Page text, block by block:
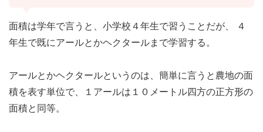
面積は学年で言うと、小学校４年生で習うことだが、 ４
年生で既にアールとかヘクタールまで学習する。
アールとかヘクタールというのは、簡単に言うと農地の面
積を表す単位で、１アールは１０メートル四方の正方形の
面積と同等。